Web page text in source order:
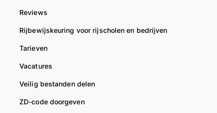
Reviews
Rijbewijskeuring voor rijscholen en bedrijven
Tarieven
Vacatures
Veilig bestanden delen
ZD-code doorgeven